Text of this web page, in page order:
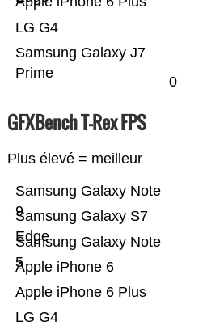
Samsung Galaxy J7
Prime
LG G4
0
GFXBench T-Rex FPS
Plus élevé = meilleur
LG G4
Apple iPhone 6 Plus
Apple iPhone 6
Samsung Galaxy Note
5
Samsung Galaxy S7
Edge
Samsung Galaxy Note
9